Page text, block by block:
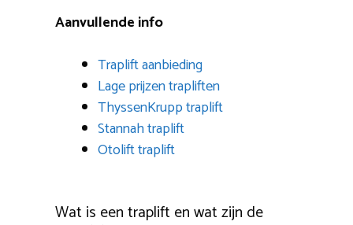
Aanvullende info
Traplift aanbieding
Lage prijzen trapliften
ThyssenKrupp traplift
Stannah traplift
Otolift traplift
Wat is een traplift en wat zijn de